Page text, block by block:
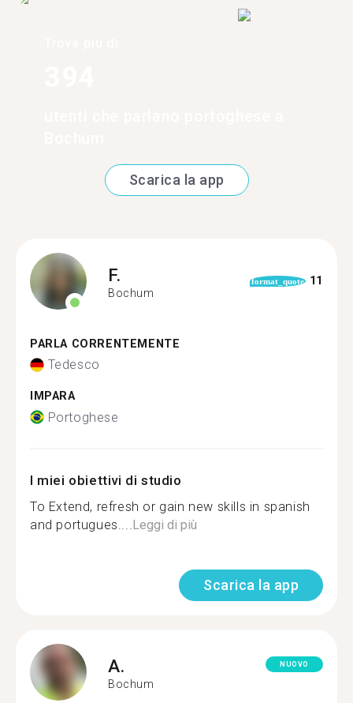
Scarica la app
F.
Bochum
format_quote 11
PARLA CORRENTEMENTE
Tedesco
IMPARA
Portoghese
I miei obiettivi di studio
To Extend, refresh or gain new skills in spanish
and portugues.... Leggi di più
Scarica la app
A.
Bochum
NUOVO